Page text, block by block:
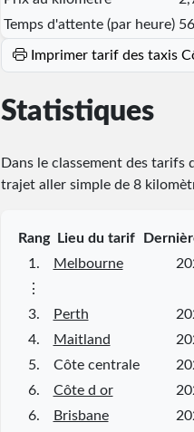
Temps d'attente (par heure)
Imprimer tarif des taxis
Statistiques
Dans le classement des
trajet aller simple de 8
Rang Lieu du tarif
1.
Melbourne
⋮
3.
Perth
4.
Maitland
5.
Côte centrale
6.
Côte d or
6.
Brisbane